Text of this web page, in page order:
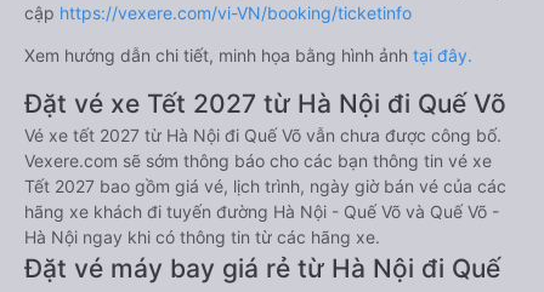
cập https://vexere.com/vi-VN/booking/ticketinfo
Xem hướng dẫn chi tiết, minh họa bằng hình ảnh tại đây.
Đặt vé xe Tết 2027 từ Hà Nội đi Quế Võ
Vé xe tết 2027 từ Hà Nội đi Quế Võ vẫn chưa được công bố.
Vexere.com sẽ sớm thông báo cho các bạn thông tin vé xe
Tết 2027 bao gồm giá vé, lịch trình, ngày giờ bán vé của các
hãng xe khách đi tuyến đường Hà Nội - Quế Võ và Quế Võ -
Hà Nội ngay khi có thông tin từ các hãng xe.
Đặt vé máy bay giá rẻ từ Hà Nội đi Quế